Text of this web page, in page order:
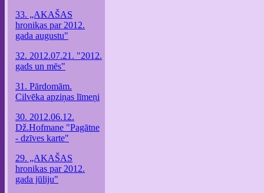
33. „AKAŠAS
hronikas par 2012.
gada augustu"
32. 2012.07.21. "2012.
gads un mēs"
31. Pārdomām.
Cilvēka apziņas līmeņi
30. 2012.06.12.
Dž.Hofmane "Pagātne
- dzīves karte"
29. „AKAŠAS
hronikas par 2012.
gada jūliju"